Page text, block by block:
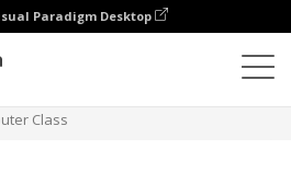
Paradigm Desktop
Class